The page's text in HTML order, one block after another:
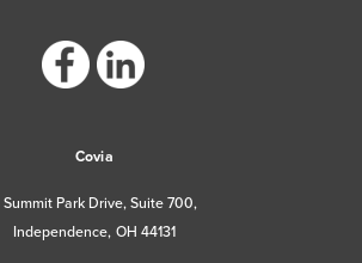
Covia
Summit Park Drive, Suite 700,
Independence, OH 44131